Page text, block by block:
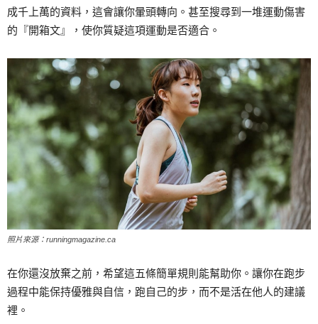
成千上萬的資料，這會讓你暈頭轉向。甚至搜尋到一堆運動傷害
的『開箱文』，使你質疑這項運動是否適合。
照片來源：runningmagazine.ca
在你還沒放棄之前，希望這五條簡單規則能幫助你。讓你在跑步
過程中能保持優雅與自信，跑自己的步，而不是活在他人的建議
裡。